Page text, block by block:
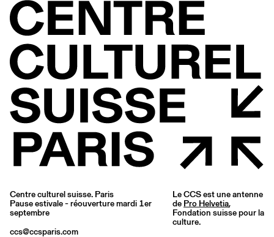
Centre culturel suisse. Paris
Pause estivale - réouverture mardi 1er
septembre
ccs@ccsparis.com
Le CCS est une antenne
de Pro Helvetia,
Fondation suisse pour la
culture.